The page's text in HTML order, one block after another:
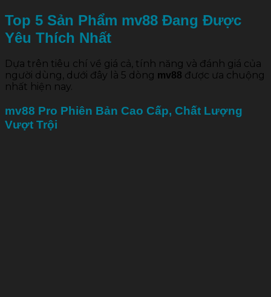
Top 5 Sản Phẩm mv88 Đang Được
Yêu Thích Nhất
Dựa trên tiêu chí về giá cả, tính năng và đánh giá của
người dùng, dưới đây là 5 dòng mv88 được ưa chuộng
nhất hiện nay.
mv88 Pro Phiên Bản Cao Cấp, Chất Lượng
Vượt Trội